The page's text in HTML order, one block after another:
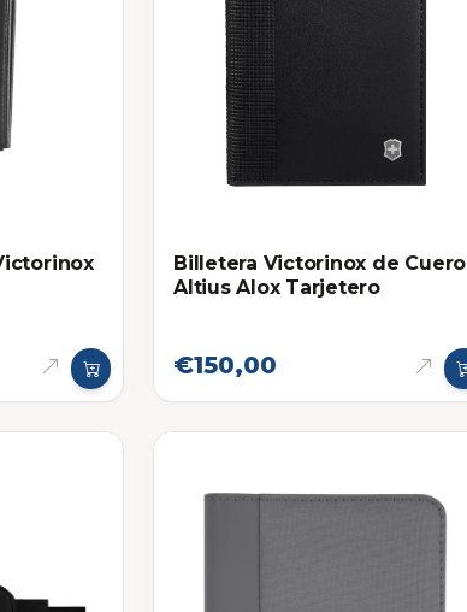
Billetera Victorinox de Cuero
Altius Alox Tarjetero
€150,00